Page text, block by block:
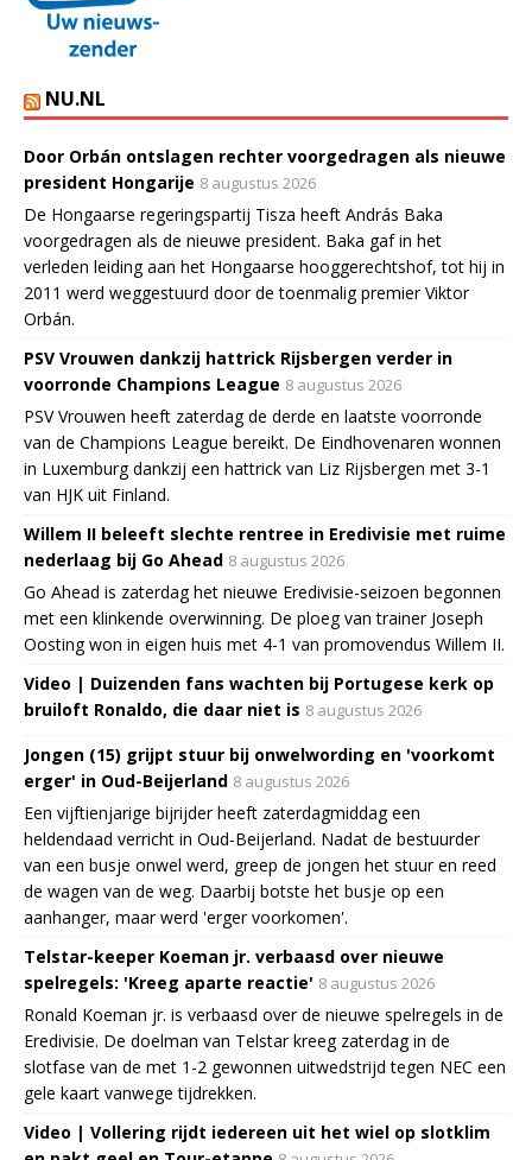
NU.NL
Door Orbán ontslagen rechter voorgedragen als nieuwe
president Hongarije 8 augustus 2026
De Hongaarse regeringspartij Tisza heeft András Baka
voorgedragen als de nieuwe president. Baka gaf in het
verleden leiding aan het Hongaarse hooggerechtshof, tot hij in
2011 werd weggestuurd door de toenmalig premier Viktor
Orbán.
PSV Vrouwen dankzij hattrick Rijsbergen verder in
voorronde Champions League 8 augustus 2026
PSV Vrouwen heeft zaterdag de derde en laatste voorronde
van de Champions League bereikt. De Eindhovenaren wonnen
in Luxemburg dankzij een hattrick van Liz Rijsbergen met 3-1
van HJK uit Finland.
Willem II beleeft slechte rentree in Eredivisie met ruime
nederlaag bij Go Ahead 8 augustus 2026
Go Ahead is zaterdag het nieuwe Eredivisie-seizoen begonnen
met een klinkende overwinning. De ploeg van trainer Joseph
Oosting won in eigen huis met 4-1 van promovendus Willem II.
Video | Duizenden fans wachten bij Portugese kerk op
bruiloft Ronaldo, die daar niet is 8 augustus 2026
Jongen (15) grijpt stuur bij onwelwording en 'voorkomt
erger' in Oud-Beijerland 8 augustus 2026
Een vijftienjarige bijrijder heeft zaterdagmiddag een
heldendaad verricht in Oud-Beijerland. Nadat de bestuurder
van een busje onwel werd, greep de jongen het stuur en reed
de wagen van de weg. Daarbij botste het busje op een
aanhanger, maar werd 'erger voorkomen'.
Telstar-keeper Koeman jr. verbaasd over nieuwe
spelregels: 'Kreeg aparte reactie' 8 augustus 2026
Ronald Koeman jr. is verbaasd over de nieuwe spelregels in de
Eredivisie. De doelman van Telstar kreeg zaterdag in de
slotfase van de met 1-2 gewonnen uitwedstrijd tegen NEC een
gele kaart vanwege tijdrekken.
Video | Vollering rijdt iedereen uit het wiel op slotklim